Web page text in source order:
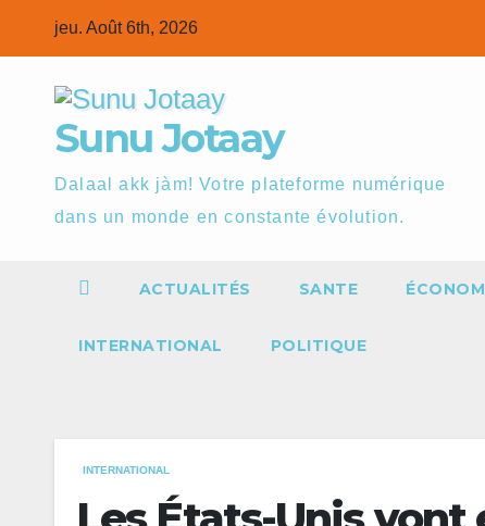
jeu. Août 6th, 2026
Sunu Jotaay
Dalaal akk jàm! Votre plateforme numérique
dans un monde en constante évolution.
ACTUALITÉS SANTE
INTERNATIONAL POLITIQUE
INTERNATIONAL